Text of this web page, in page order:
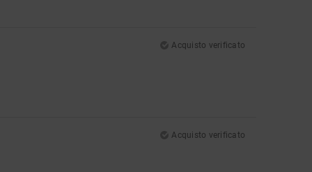
Acquisto verificato
Acquisto verificato